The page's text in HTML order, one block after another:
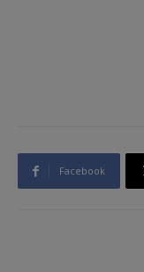
Facebook